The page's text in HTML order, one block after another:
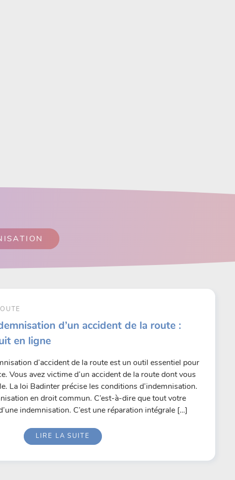
d’un accident de la route :
en ligne
d’accident de la route est un outil essentiel pour
Vous avez victime d’un accident de la route dont vous
La loi Badinter précise les conditions d’indemnisation.
en droit commun. C’est-à-dire que tout votre
indemnisation. C’est une réparation intégrale […]
LIRE LA SUITE